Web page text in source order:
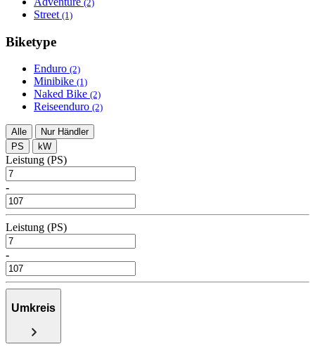
(2)
Street (1)
Biketype
Enduro (2)
Minibike (1)
Naked Bike (2)
Reiseenduro (2)
Alle
Nur Händler
PS
kW
Leistung (PS)
-
Leistung (PS)
-
Umkreis